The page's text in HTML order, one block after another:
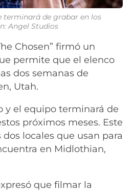
terminará de grabar en los
Angel Studios
Chosen” firmó un
permite que el elenco
dos semanas de
Utah.
y el equipo terminará de
próximos meses. Este
locales que usan para
en Midlothian,
que filmar la